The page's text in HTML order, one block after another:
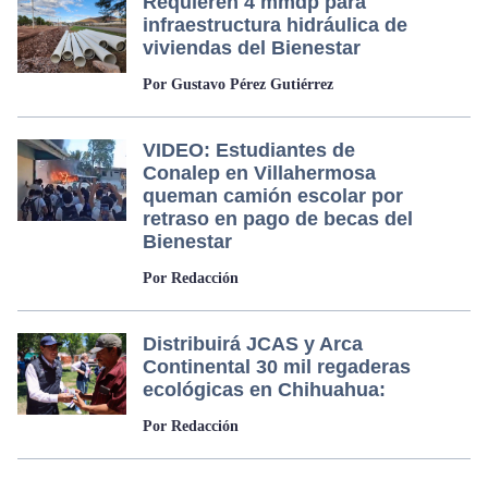
infraestructura hidráulica de
viviendas del Bienestar
Por Gustavo Pérez Gutiérrez
VIDEO: Estudiantes de
Conalep en Villahermosa
queman camión escolar por
retraso en pago de becas del
Bienestar
Por Redacción
Distribuirá JCAS y Arca
Continental 30 mil regaderas
ecológicas en Chihuahua:
Por Redacción